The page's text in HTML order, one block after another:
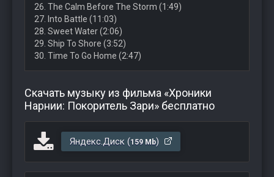
26. The Calm Before The Storm (1:49)
27. Into Battle (11:03)
28. Sweet Water (2:06)
29. Ship To Shore (3:52)
30. Time To Go Home (2:47)
Скачать музыку из фильма «Хроники
Нарнии: Покоритель Зари» бесплатно
Яндекс.Диск (159 Mb)